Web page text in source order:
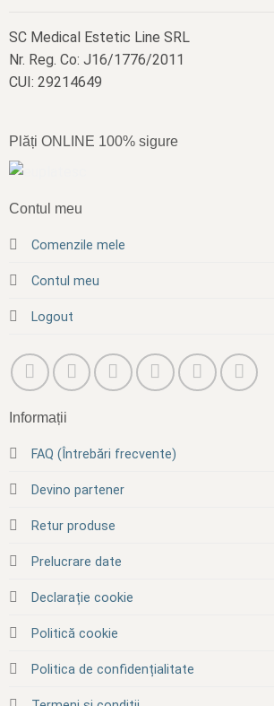
SC Medical Estetic Line SRL
Nr. Reg. Co: J16/1776/2011
CUI: 29214649
Plăți ONLINE 100% sigure
Contul meu
Comenzile mele
Contul meu
Logout
Informații
FAQ (Întrebări frecvente)
Devino partener
Retur produse
Prelucrare date
Declarație cookie
Politică cookie
Politica de confidențialitate